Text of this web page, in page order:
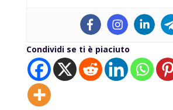
Condividi se ti è piaciuto